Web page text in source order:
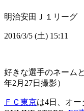
明治安田Ｊ１リーグ
2016/3/5 (土) 15:11
好きな選手のネーム
年2月27日撮影）
ＦＣ東京は4日、オ